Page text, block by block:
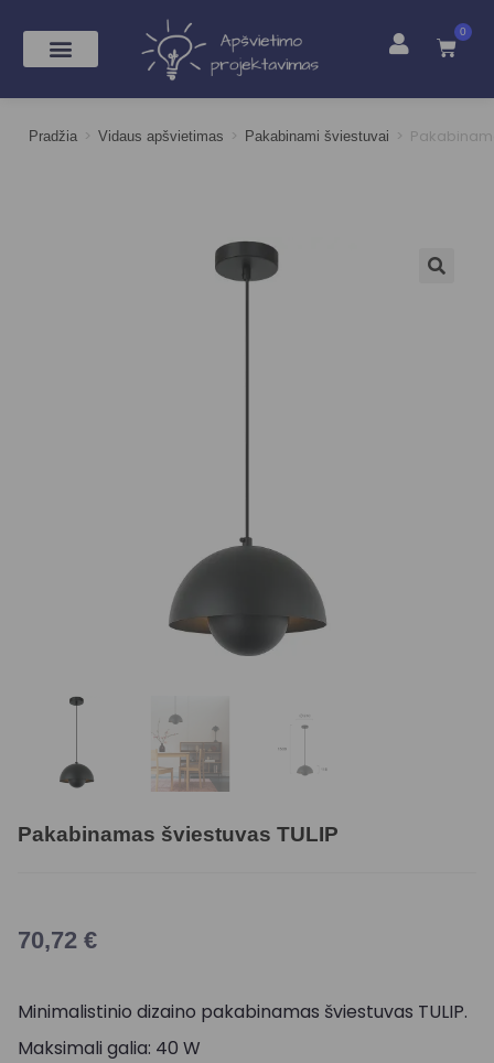
0
Pradžia > Vidaus apšvietimas > Pakabinami šviestuvai >
Pakabinamas šviestuvas TULIP
70,72 €
Minimalistinio dizaino pakabinamas šviestuvas TULIP.
Maksimali galia: 40 W